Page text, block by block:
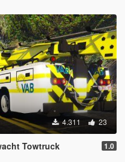
4.311 23
Towtruck 1.0